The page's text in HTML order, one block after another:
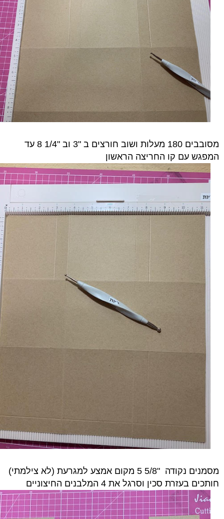
מסובבים 180 מעלות ושוב חורצים ב "3 וב "1/4 8 עד
המפגש עם קו החריצה הראשון
מסמנים נקודה "5/8 5 מקום אמצע למגרעת (לא צילמתי)
חותכים בעזרת סכין וסרגל את 4 המלבנים החיצוניים